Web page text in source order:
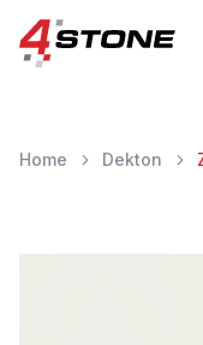
Home Dekton